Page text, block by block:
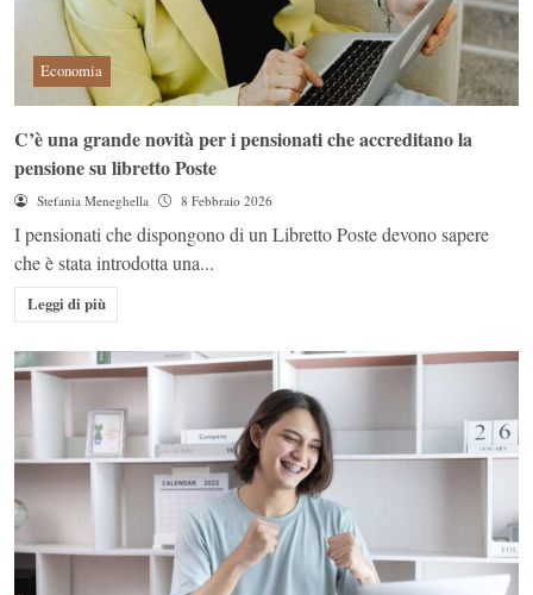
Economia
C’è una grande novità per i pensionati che accreditano la
pensione su libretto Poste
Stefania Meneghella 8 Febbraio 2026
I pensionati che dispongono di un Libretto Poste devono sapere
che è stata introdotta una...
Leggi di più